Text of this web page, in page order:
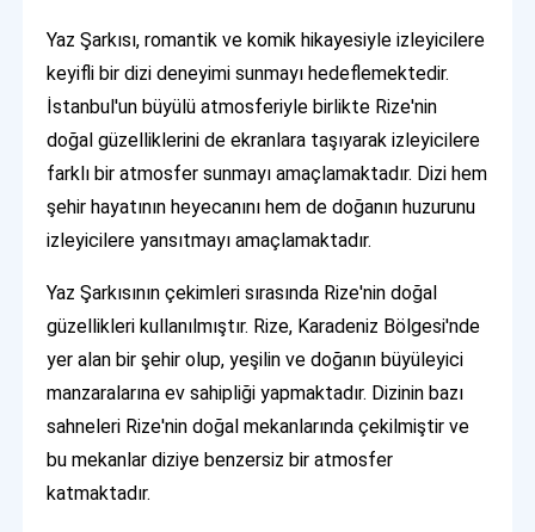
Yaz Şarkısı, romantik ve komik hikayesiyle izleyicilere
keyifli bir dizi deneyimi sunmayı hedeflemektedir.
İstanbul'un büyülü atmosferiyle birlikte Rize'nin
doğal güzelliklerini de ekranlara taşıyarak izleyicilere
farklı bir atmosfer sunmayı amaçlamaktadır. Dizi hem
şehir hayatının heyecanını hem de doğanın huzurunu
izleyicilere yansıtmayı amaçlamaktadır.
Yaz Şarkısının çekimleri sırasında Rize'nin doğal
güzellikleri kullanılmıştır. Rize, Karadeniz Bölgesi'nde
yer alan bir şehir olup, yeşilin ve doğanın büyüleyici
manzaralarına ev sahipliği yapmaktadır. Dizinin bazı
sahneleri Rize'nin doğal mekanlarında çekilmiştir ve
bu mekanlar diziye benzersiz bir atmosfer
katmaktadır.